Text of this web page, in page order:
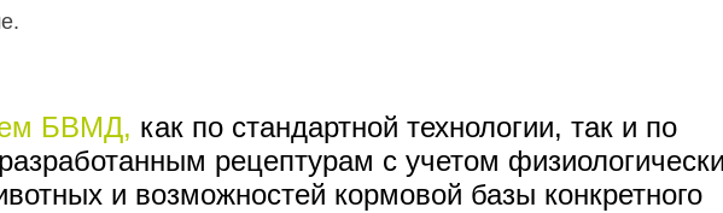
БВМД, как по стандартной технологии, так и по
рецептурам с учетом
и возможностей кормовой базы конкретного